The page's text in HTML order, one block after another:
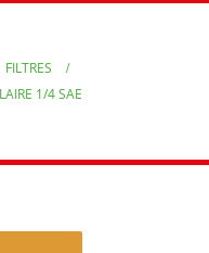
FILTRES
1/4 SAE